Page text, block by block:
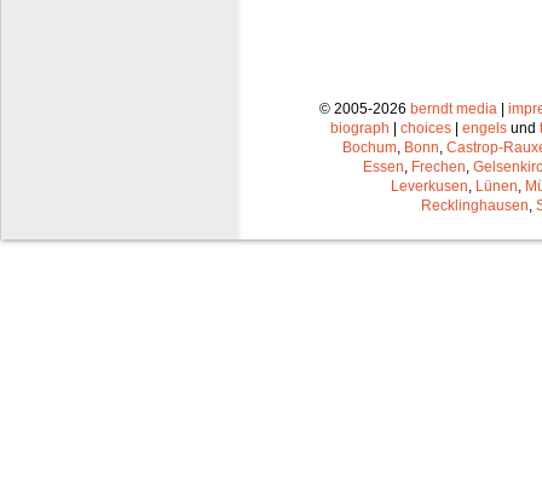
© 2005-2026 berndt media|
biograph
choices engels und
Bochum, Bonn, Castrop-
Essen, Frechen,
Leverkusen, Lünen,
Recklinghausen,